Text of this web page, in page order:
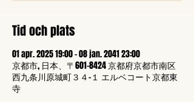
Tid och plats
01 apr. 2025 19:00 – 08 jan. 2041 23:00
京都市, 日本、〒601-8424 京都府京都市南区
西九条川原城町３４−１ エルベコート京都東
寺